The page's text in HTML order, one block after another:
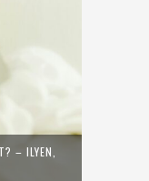
– ILYEN,